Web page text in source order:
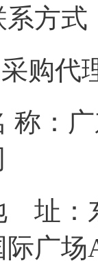
系方
购代
称：
址：